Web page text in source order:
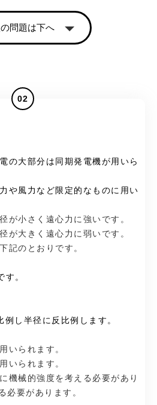
問題は下へ
02
の大部分は同期発電機が用いら
や風力など限定的なものに用い
が小さく遠心力に強いです。
が大きく遠心力に弱いです。
記のとおりです。
す。
し半径に反比例します。
いられます。
いられます。
機械的強度を考える必要があり
必要があります。